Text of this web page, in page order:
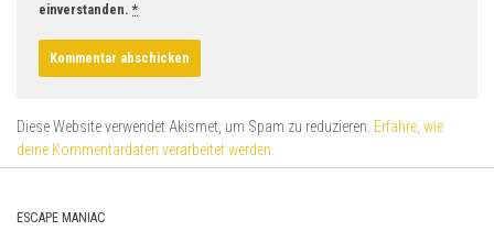
einverstanden. *
Diese Website verwendet Akismet, um Spam zu reduzieren. Erfahre, wie
deine Kommentardaten verarbeitet werden.
ESCAPE MANIAC